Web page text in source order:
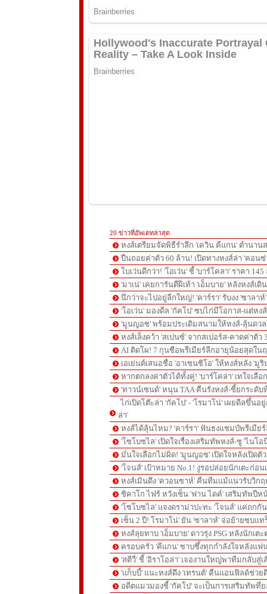
20 ข่าวที่อัพเดทล่าสุด
หงส์เตรียมจัดพิธีรำลึก 'เควิน คีแกน' ตำนาน
ปืนถอยค่าตัว 60 ล้าน! เปิดทางหงส์ล่า 'คอนซ่
โบเว่นดีกว่า! 'โอเว่น' ชี้ 'บาร์โคลา' ราคา
'มาเน่' เคยการันตีฝีเท้า 'เอ็มบาย' หลังหงส์เดิ
นึกว่าจะไปอยู่ลีกใหญ่! 'คาร์รา' รับงง 'ซาลา
'โอเว่น' มองดีล 'กัคโป' ซบไก่มีโอกาส-แต่ห
'มูนญอซ' พร้อมประเดิมสนามให้หงส์-ลุ้นดว
หงส์เล็งคว้า 'สเปนซ์' จากสเปอร์ส-คาดค่าตัว
AI ติดโผ! 7 กุนซือพรีเมียร์ลีกอายุน้อยสุดใน
เอเย่นต์เสนอชื่อ 'อาเซนซิโอ' ให้หงส์หลัง 'มู
หากตกลงค่าตัวได้ทั้งคู่! 'บาร์โคล่า' เทใจเลือ
'ทาวน์เซนด์' หนุน TAA คืนรังหงส์-ชี้ยกระดั
ไก่เปิดโต๊ะล่า 'กัคโป' - 'โรมาโน่' เผยดีลขึ้นอ
ล่า'
หงส์ได้ลุ้นไหม? 'คาร์รา' ฟันธงแชมป์พรีเมีย
'โซโบซไล' เปิดใจเรื่องเสริมทัพหงส์-ชู 'ไนโ
มั่นใจเลือกไม่ผิด! 'มูนญอซ' เปิดใจหลังเปิดตั
'โจนส์' เป้าหมาย No.1! งูรอปล่อยนักเตะก่อ
หงส์เมินดึง 'ควอนซาห์' คืนทีมแม้แนวรับวิก
ชิคาโก ไฟร์ หวังเซ็น 'ฟาน ไดค์' เสริมทัพปีห
'โซโบซไล' แจงดราม่าปะทะ 'โจนส์' แค่ถกกั
เซ็น 2 ปี! โรมาโน่' ยัน 'ซาลาห์' จ่อย้ายซบแ
หงส์ลุยทาบ 'เอ็มบาย' ดาวรุ่ง PSG หลังนักเต
ครอบครัว 'คีแกน' ซาบซึ้งทุกกำลังใจหลังแฟ
'สตีวี่' ชี้ 'อิราโอล่า' เจองานใหญ่พาทีมกลับสู่
'แก็บบี้' แนะหงส์ดึง 'เทรนต์' คืนแอนฟิลด์ช่วย
อดีตแมวมองชี้ 'กัคโป' จะเป็นการเสริมทัพที่